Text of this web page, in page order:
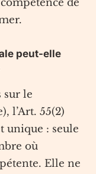
de
peut-elle
sur le
l’Art. 55(2)
unique : seule
où
Elle ne